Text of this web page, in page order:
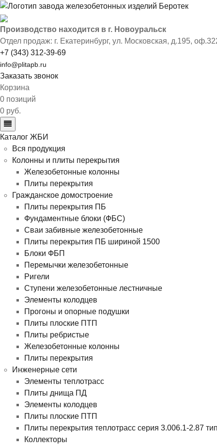
Производство находится в г. Новоуральск
Отдел продаж: г. Екатеринбург, ул. Московская, д.195,
+7 (343) 312-39-69
info@plitapb.ru
Заказать звонок
Корзина
0 позиций
0 руб.
Каталог ЖБИ
Вся продукция
Колонны и плиты перекрытия
Железобетонные колонны
Плиты перекрытия
Гражданское домостроение
Плиты перекрытия ПБ
Фундаментные блоки (ФБС)
Сваи забивные железобетонные
Плиты перекрытия ПБ шириной 1500
Блоки ФБП
Перемычки железобетонные
Ригели
Ступени железобетонные лестничные
Элементы колодцев
Прогоны и опорные подушки
Плиты плоские ПТП
Плиты ребристые
Железобетонные колонны
Плиты перекрытия
Инженерные сети
Элементы теплотрасс
Плиты днища ПД
Элементы колодцев
Плиты плоские ПТП
Плиты перекрытия теплотрасс серия 3.006.1-2.87
Коллекторы